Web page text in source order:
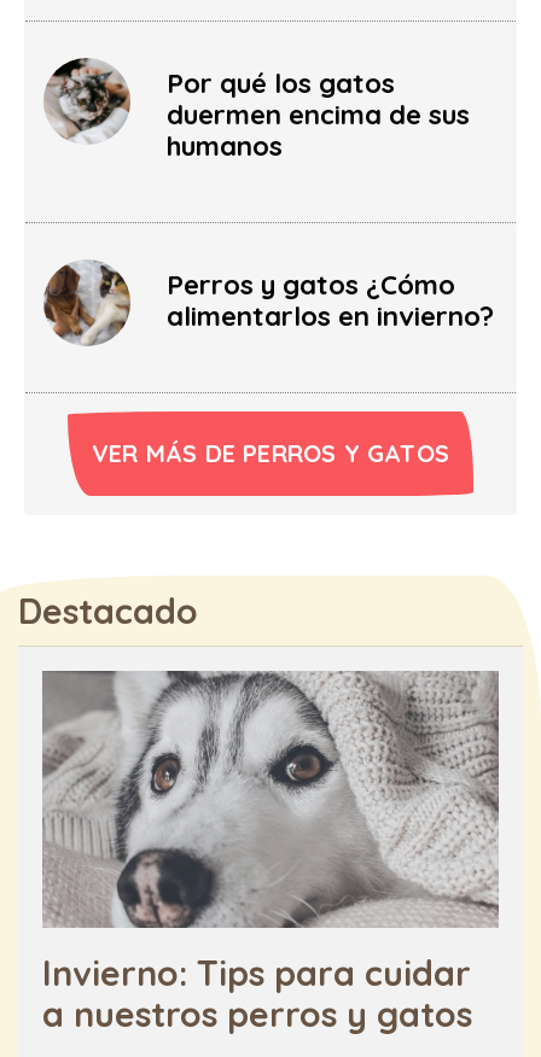
Por qué los gatos
duermen encima de sus
humanos
Perros y gatos ¿Cómo
alimentarlos en invierno?
VER MÁS DE PERROS Y GATOS
Destacado
Invierno: Tips para cuidar
a nuestros perros y gatos